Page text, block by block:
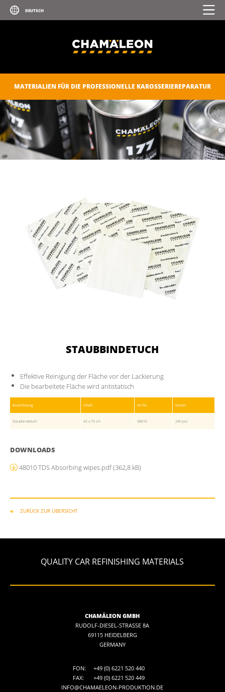
MATERIALIEN FÜR DIE PROFESSIONELLE KAROSSERIEREPARATUR
STAUBBINDETUCH
Effektive Reinigung der Fläche vor der Lackierung
Die bearbeitete Fläche wird antistatisch
Bezeichnung Inhalt Art.Nr. Karton
Staubbindetuch 42 x 75 cm 48010 240 pcs
DOWNLOADS
48010 TDS Absorbing wipes.pdf(362,8 kB)
ZURÜCK ZUR ÜBERSICHT
QUALITY CAR REFINISHING MATERIALS
CHAMÄLEON GMBH
RUDOLF-DIESEL-STRASSE 8A
69115 HEIDELBERG
GERMANY
FON:
+49 (0) 6221 520 440
FAX:
+49 (0) 6221 520 449
INFO@CHAMAELEON-PRODUKTION.DE